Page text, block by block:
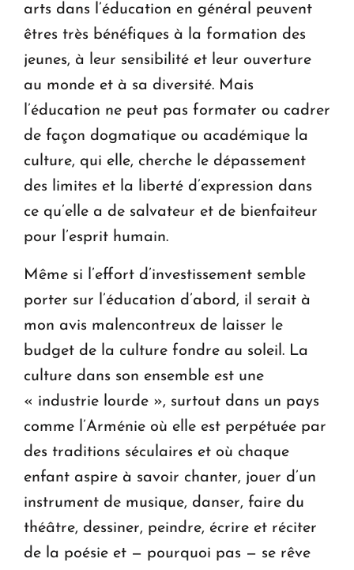
arts dans l’éduca­tion en général peuvent
êtres très bénéfiques à la formation des
jeunes, à leur sen­si­bi­li­té et leur ouverture
au monde et à sa diversité. Mais
l’éducation ne peut pas formater ou cadrer
de façon dogmatique ou académique la
culture, qui elle, cherche le dépas­se­ment
des limites et la liberté d’expression dans
ce qu’elle a de salvateur et de bien­faiteur
pour l’esprit humain.
Même si l’effort d’investissement semble
porter sur l’éducation d’abord, il serait à
mon avis malencontreux de laisser le
budget de la culture fondre au soleil. La
culture dans son ensemble est une
« industrie lourde », surtout dans un pays
comme l’Arménie où elle est perpétuée par
des traditions séculaires et où chaque
enfant aspire à savoir chanter, jouer d’un
instrument de musique, danser, faire du
théâtre, dessiner, peindre, écrire et réciter
de la poésie et — pourquoi pas — se rêve